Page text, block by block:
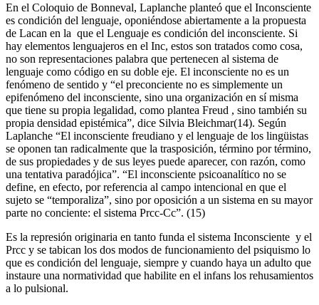
En el Coloquio de Bonneval, Laplanche planteó que el Inconsciente
es condición del lenguaje, oponiéndose abiertamente a la propuesta
de Lacan en la que el Lenguaje es condición del inconsciente. Si
hay elementos lenguajeros en el Inc, estos son tratados como cosa,
no son representaciones palabra que pertenecen al sistema de
lenguaje como código en su doble eje. El inconsciente no es un
fenómeno de sentido y “el preconciente no es simplemente un
epifenómeno del inconsciente, sino una organización en sí misma
que tiene su propia legalidad, como plantea Freud , sino también su
propia densidad epistémica”, dice Silvia Bleichmar(14). Según
Laplanche “El inconsciente freudiano y el lenguaje de los lingüistas
se oponen tan radicalmente que la trasposición, término por término,
de sus propiedades y de sus leyes puede aparecer, con razón, como
una tentativa paradójica”. “El inconsciente psicoanalítico no se
define, en efecto, por referencia al campo intencional en que el
sujeto se “temporaliza”, sino por oposición a un sistema en su mayor
parte no conciente: el sistema Prcc-Cc”. (15)
Es la represión originaria en tanto funda el sistema Inconsciente y el
Prcc y se tabican los dos modos de funcionamiento del psiquismo lo
que es condición del lenguaje, siempre y cuando haya un adulto que
instaure una normatividad que habilite en el infans los rehusamientos
a lo pulsional.